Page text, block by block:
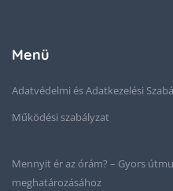
Menü
Adatvédelmi és Adatkezelési
Működési szabályzat
Mennyit ér az órám? – Gyors
meghatározásához